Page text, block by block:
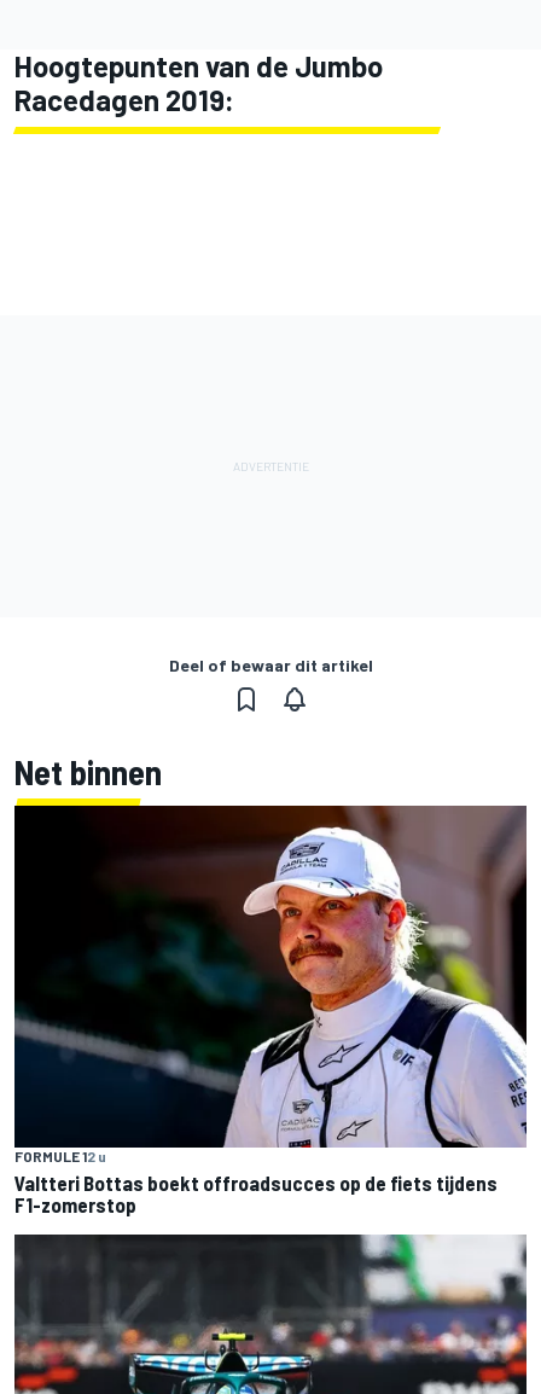
Hoogtepunten van de Jumbo
Racedagen 2019:
Deel of bewaar dit artikel
Net binnen
FORMULE 12 u
Valtteri Bottas boekt offroadsucces op de fiets tijdens
F1-zomerstop